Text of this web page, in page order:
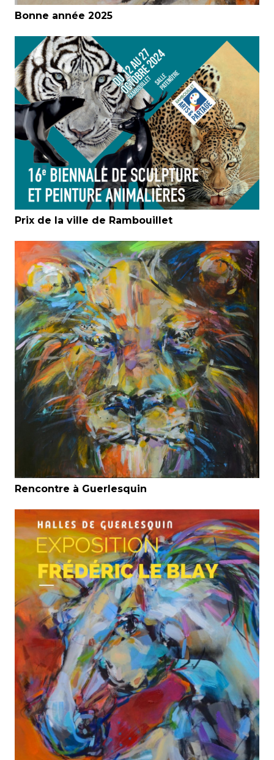
Bonne année 2025
Prix de la ville de Rambouillet
Rencontre à Guerlesquin